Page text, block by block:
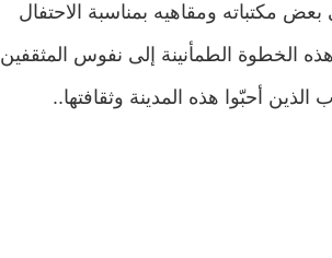
مكتباته ومقاهيه بمناسبة الاحتفال
الخطوة الطمأنينة إلى نفوس المثقفين
الذين أحبّوا هذه المدينة وثقافتها..